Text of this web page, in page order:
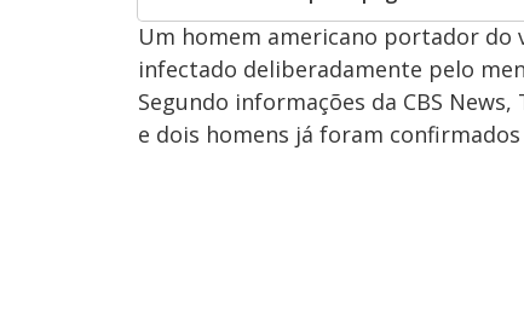
Um homem americano portador do
infectado deliberadamente pelo
Segundo informações da CBS
e dois homens já foram